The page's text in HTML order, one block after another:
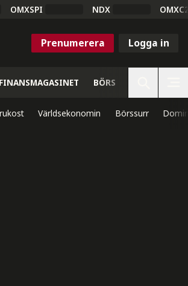
OMXSPI NDX
Prenumerera Logga in
FINANSMAGASINET BÖRS
Världsekonomin Börssurr